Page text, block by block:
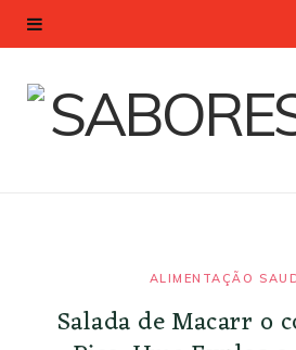
ALIMENTAÇÃO
Salada de Macarr o